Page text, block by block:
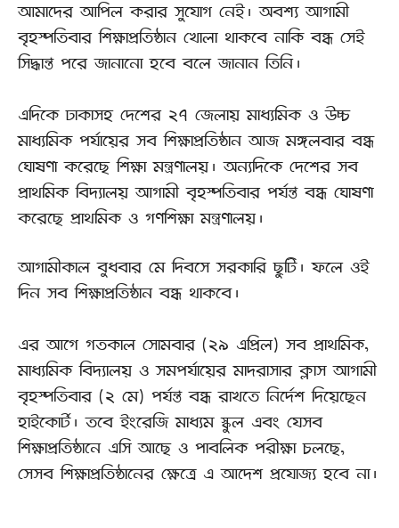
আমাদের আপিল করার সুযোগ নেই। অবশ্য আগামী
বৃহস্পতিবার শিক্ষাপ্রতিষ্ঠান খোলা থাকবে নাকি বন্ধ সেই
সিদ্ধান্ত পরে জানানো হবে বলে জানান তিনি।
এদিকে ঢাকাসহ দেশের ২৭ জেলায় মাধ্যমিক ও উচ্চ
মাধ্যমিক পর্যায়ের সব শিক্ষাপ্রতিষ্ঠান আজ মঙ্গলবার বন্ধ
ঘোষণা করেছে শিক্ষা মন্ত্রণালয়। অন্যদিকে দেশের সব
প্রাথমিক বিদ্যালয় আগামী বৃহস্পতিবার পর্যন্ত বন্ধ ঘোষণা
করেছে প্রাথমিক ও গণশিক্ষা মন্ত্রণালয়।
আগামীকাল বুধবার মে দিবসে সরকারি ছুটি। ফলে ওই
দিন সব শিক্ষাপ্রতিষ্ঠান বন্ধ থাকবে।
এর আগে গতকাল সোমবার (২৯ এপ্রিল) সব প্রাথমিক,
মাধ্যমিক বিদ্যালয় ও সমপর্যায়ের মাদরাসার ক্লাস আগামী
বৃহস্পতিবার (২ মে) পর্যন্ত বন্ধ রাখতে নির্দেশ দিয়েছেন
হাইকোর্ট। তবে ইংরেজি মাধ্যম স্কুল এবং যেসব
শিক্ষাপ্রতিষ্ঠানে এসি আছে ও পাবলিক পরীক্ষা চলছে,
সেসব শিক্ষাপ্রতিষ্ঠানের ক্ষেত্রে এ আদেশ প্রযোজ্য হবে না।